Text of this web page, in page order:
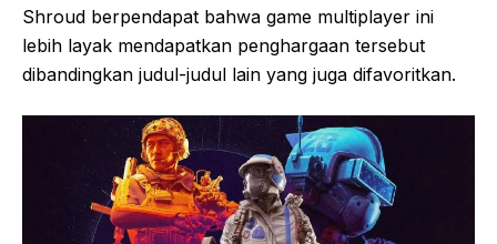
Shroud berpendapat bahwa game multiplayer ini
lebih layak mendapatkan penghargaan tersebut
dibandingkan judul-judul lain yang juga difavoritkan.